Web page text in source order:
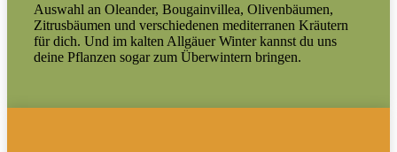
Auswahl an Oleander, Bougainvillea, Olivenbäumen,
Zitrusbäumen und verschiedenen mediterranen Kräutern
für dich. Und im kalten Allgäuer Winter kannst du uns
deine Pflanzen sogar zum Überwintern bringen.